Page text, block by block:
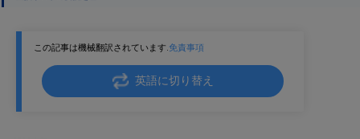
この記事は機械翻訳されています.免責事項
英語に切り替え